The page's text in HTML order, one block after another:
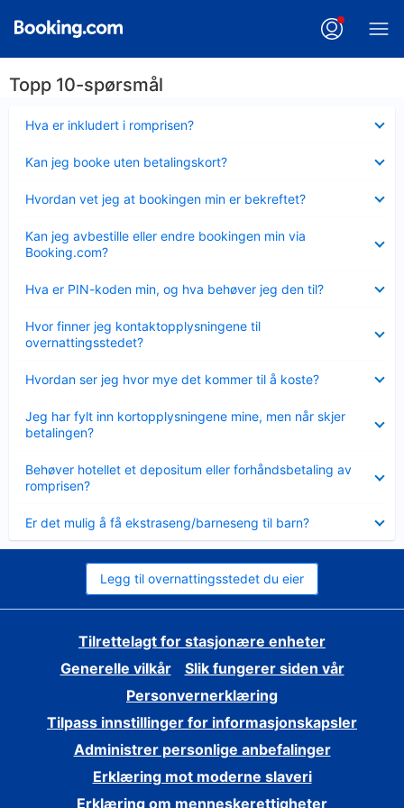
Topp 10-spørsmål
Hva er inkludert i romprisen?
mindre
Kan jeg booke uten betalingskort?
mindre
Hvordan vet jeg at bookingen min er bekreftet?
mindre
Kan jeg avbestille eller endre bookingen min via
Booking.com?
mindre
Hva er PIN-koden min, og hva behøver jeg den til?
mindre
Hvor finner jeg kontaktopplysningene til
overnattingsstedet?
mindre
Hvordan ser jeg hvor mye det kommer til å koste?
mindre
Jeg har fylt inn kortopplysningene mine, men når skjer
betalingen?
mindre
Behøver hotellet et depositum eller forhåndsbetaling av
romprisen?
mindre
Er det mulig å få ekstraseng/barneseng til barn?
mindre
Legg til overnattingsstedet du eier
Tilrettelagt for stasjonære enheter
Generelle vilkår
Slik fungerer siden vår
Personvernerklæring
Tilpass innstillinger for informasjonskapsler
Administrer personlige anbefalinger
Erklæring mot moderne slaveri
Erklæring om menneskerettigheter